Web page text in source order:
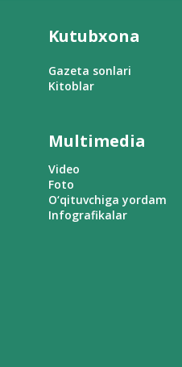
Kutubxona
Gazeta sonlari
Kitoblar
Multimedia
Video
Foto
O‘qituvchiga yordam
Infografikalar